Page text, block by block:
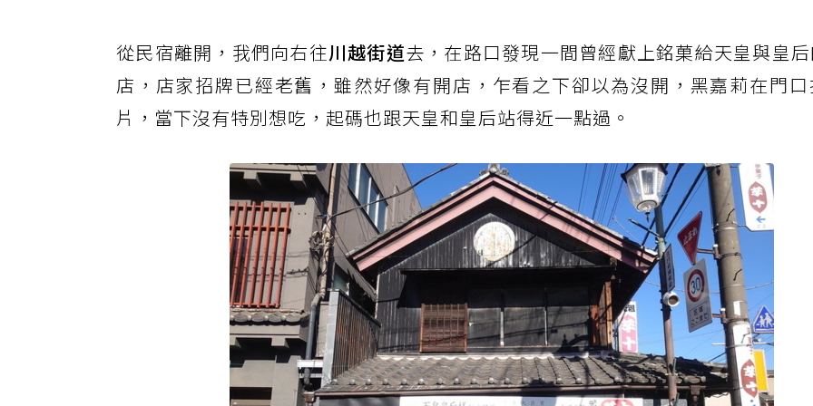
從民宿離開，我們向右往川越街道去，在路口發現一間曾經獻上銘菓給天皇與皇
店，店家招牌已經老舊，雖然好像有開店，乍看之下卻以為沒開，黑嘉莉在門
片，當下沒有特別想吃，起碼也跟天皇和皇后站得近一點過。